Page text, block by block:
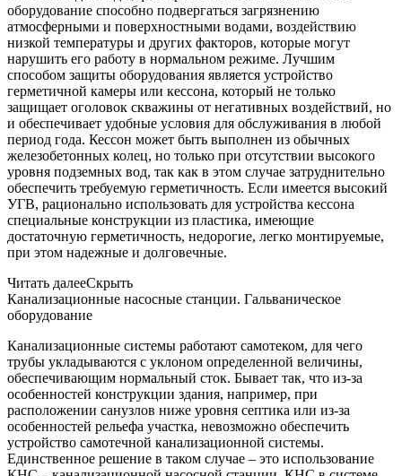
оборудование способно подвергаться загрязнению
атмосферными и поверхностными водами, воздействию
низкой температуры и других факторов, которые могут
нарушить его работу в нормальном режиме. Лучшим
способом защиты оборудования является устройство
герметичной камеры или кессона, который не только
защищает оголовок скважины от негативных воздействий, но
и обеспечивает удобные условия для обслуживания в любой
период года. Кессон может быть выполнен из обычных
железобетонных колец, но только при отсутствии высокого
уровня подземных вод, так как в этом случае затруднительно
обеспечить требуемую герметичность. Если имеется высокий
УГВ, рационально использовать для устройства кессона
специальные конструкции из пластика, имеющие
достаточную герметичность, недорогие, легко монтируемые,
при этом надежные и долговечные.
Читать далееСкрыть
Канализационные насосные станции. Гальваническое
оборудование
Канализационные системы работают самотеком, для чего
трубы укладываются с уклоном определенной величины,
обеспечивающим нормальный сток. Бывает так, что из-за
особенностей конструкции здания, например, при
расположении санузлов ниже уровня септика или из-за
особенностей рельефа участка, невозможно обеспечить
устройство самотечной канализационной системы.
Единственное решение в таком случае – это использование